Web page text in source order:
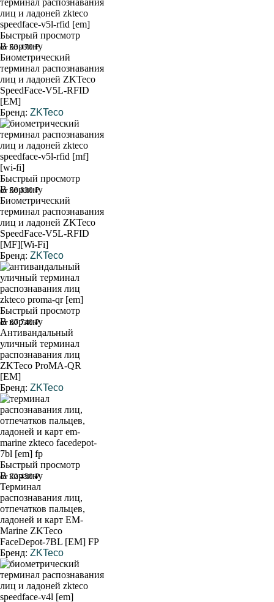
Быстрый просмотр
В корзину
от 53 470 ₽
Биометрический
терминал распознавания
лиц и ладоней ZKTeco
SpeedFace-V5L-RFID
[EM]
Бренд: ZKTeco
Быстрый просмотр
В корзину
от 58 830 ₽
Биометрический
терминал распознавания
лиц и ладоней ZKTeco
SpeedFace-V5L-RFID
[MF][Wi-Fi]
Бренд: ZKTeco
Быстрый просмотр
В корзину
от 67 740 ₽
Антивандальный
уличный терминал
распознавания лиц
ZKTeco ProMA-QR
[EM]
Бренд: ZKTeco
Быстрый просмотр
В корзину
от 72 450 ₽
Терминал
распознавания лиц,
отпечатков пальцев,
ладоней и карт EM-
Marine ZKTeco
FaceDepot-7BL [EM] FP
Бренд: ZKTeco